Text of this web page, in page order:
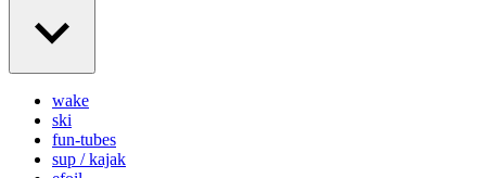
wake
ski
fun-tubes
sup / kajak